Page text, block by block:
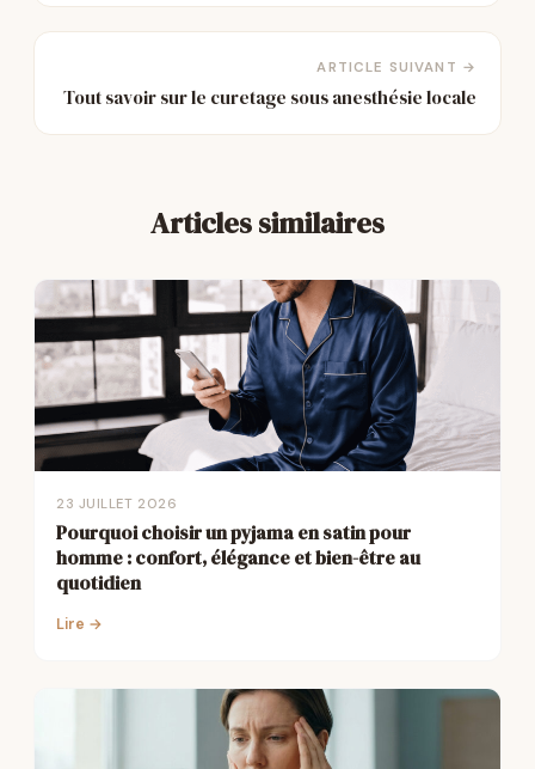
ARTICLE SUIVANT →
Tout savoir sur le curetage sous anesthésie locale
Articles similaires
23 JUILLET 2026
Pourquoi choisir un pyjama en satin pour
homme : confort, élégance et bien-être au
quotidien
Lire →